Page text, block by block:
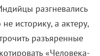
разгневались
историку, а актеру,
разъяренные
«Человека-